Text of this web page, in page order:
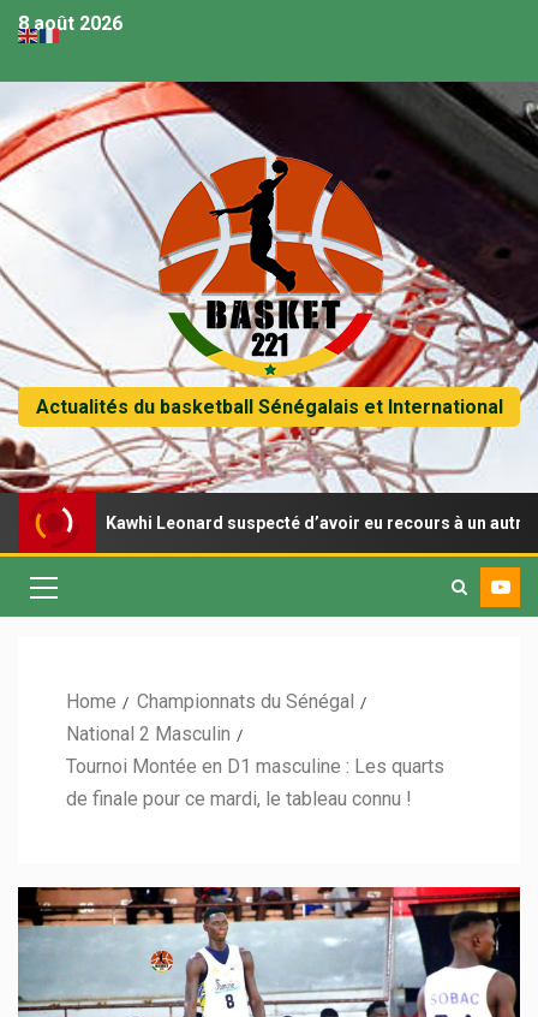
8 août 2026
Actualités du basketball Sénégalais et International
Kawhi Leonard suspecté d’avoir eu recours à un autre contrat
Home
Championnats du Sénégal
National 2 Masculin
Tournoi Montée en D1 masculine : Les quarts
de finale pour ce mardi, le tableau connu !